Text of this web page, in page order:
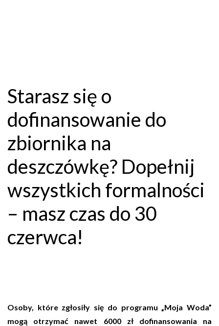
Starasz się o
dofinansowanie do
zbiornika na
deszczówkę? Dopełnij
wszystkich formalności
– masz czas do 30
czerwca!
Osoby, które zgłosiły się do programu „Moja Woda”
mogą otrzymać nawet 6000 zł dofinansowania na